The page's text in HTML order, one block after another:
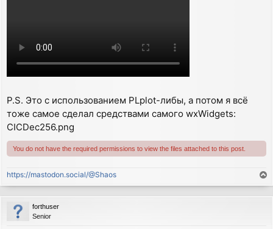
P.S. Это с использованием PLplot-либы, а потом я всё
тоже самое сделал средствами самого wxWidgets:
CICDec256.png
You do not have the required permissions to view the files attached to this post.
https://mastodon.social/@Shaos
o
p
forthuser
Senior